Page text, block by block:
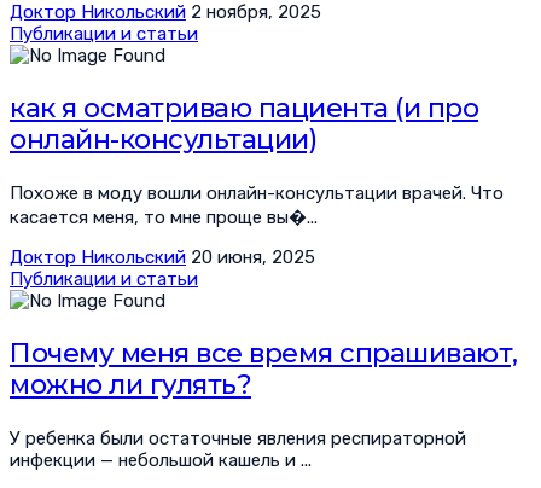
Доктор Никольский 2 ноября, 2025
Публикации и статьи
как я осматриваю пациента (и про
онлайн-консультации)
Похоже в моду вошли онлайн-консультации врачей. Что
касается меня, то мне проще вы�...
Доктор Никольский 20 июня, 2025
Публикации и статьи
Почему меня все время спрашивают,
можно ли гулять?
У ребенка были остаточные явления респираторной
инфекции — небольшой кашель и ...